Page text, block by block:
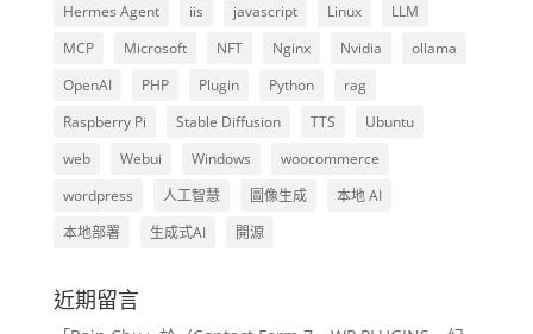
Hermes Agent
iis javascript Linux
LLM
MCP
Microsoft NFT Nginx Nvidia
ollama
OpenAI
PHP Plugin Python
rag
Raspberry Pi
Stable Diffusion TTS
Ubuntu
web
Webui Windows
woocommerce
wordpress
人工智慧 圖像生成
本地 AI
本地部署
生成式AI 開源
近期留言